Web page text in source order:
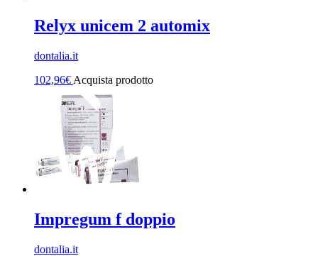
Relyx unicem 2 automix
dontalia.it
102,96€ Acquista prodotto
Impregum f doppio
dontalia.it